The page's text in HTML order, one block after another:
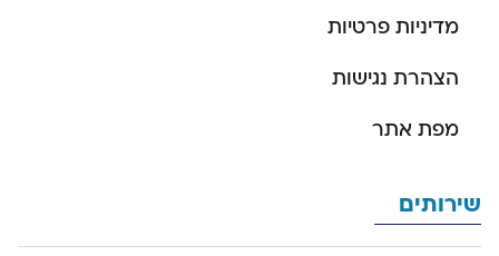
מדיניות פרטיות
הצהרת נגישות
מפת אתר
שירותים